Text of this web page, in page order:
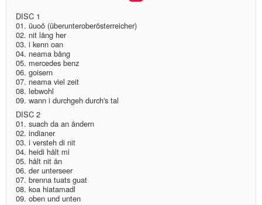
DISC 1
01. üuoö (überunteroberösterreicher)
02. nit lång her
03. i kenn oan
04. neama bång
05. mercedes benz
06. goisern
07. neama viel zeit
08. lebwohl
09. wann i durchgeh durch's tal
DISC 2
01. suach da an åndern
02. indianer
03. i versteh di nit
04. heidi hålt mi
05. hålt nit ån
06. der unterseer
07. brenna tuats guat
08. koa hiatamadl
09. oben und unten